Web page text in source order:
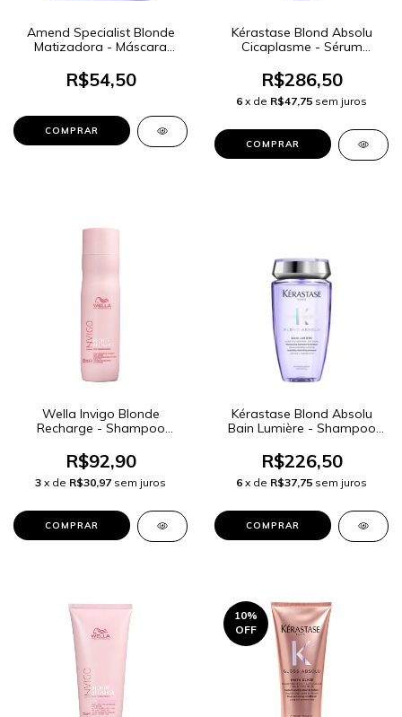
Amend Specialist Blonde
Matizadora - Máscara
R$54,50
Kérastase Blond Absolu
Cicaplasme - Sérum
R$286,50
6 x de R$47,75 sem juros
Wella Invigo Blonde
Recharge - Shampoo
R$92,90
3 x de R$30,97 sem juros
Kérastase Blond Absolu
Bain Lumière - Shampoo
R$226,50
6 x de R$37,75 sem juros
10%
OFF